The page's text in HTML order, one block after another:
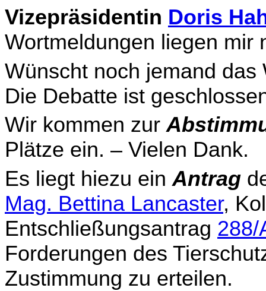
Vizepräsidentin Doris
Wortmeldungen liegen mir
Wünscht noch jemand
Die Debatte ist
Wir kommen zur
Plätze ein. – Vielen Dank.
Es liegt hiezu ein Antrag
Mag. Bettina Lancaster,
Entschließungsantrag 288/
Forderungen des
Zustimmung zu erteilen.